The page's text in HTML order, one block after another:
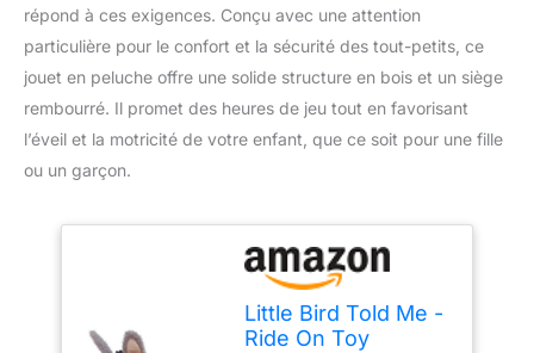
répond à ces exigences. Conçu avec une attention
particulière pour le confort et la sécurité des tout-petits, ce
jouet en peluche offre une solide structure en bois et un siège
rembourré. Il promet des heures de jeu tout en favorisant
l’éveil et la motricité de votre enfant, que ce soit pour une fille
ou un garçon.
Little Bird Told Me -
Ride On Toy